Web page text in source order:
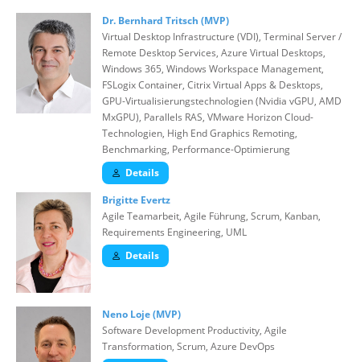
Dr. Bernhard Tritsch (MVP)
Virtual Desktop Infrastructure (VDI), Terminal Server /
Remote Desktop Services, Azure Virtual Desktops,
Windows 365, Windows Workspace Management,
FSLogix Container, Citrix Virtual Apps & Desktops,
GPU-Virtualisierungstechnologien (Nvidia vGPU, AMD
MxGPU), Parallels RAS, VMware Horizon Cloud-
Technologien, High End Graphics Remoting,
Benchmarking, Performance-Optimierung
Details
Brigitte Evertz
Agile Teamarbeit, Agile Führung, Scrum, Kanban,
Requirements Engineering, UML
Details
Neno Loje (MVP)
Software Development Productivity, Agile
Transformation, Scrum, Azure DevOps